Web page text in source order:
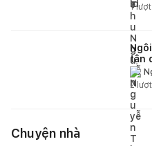
1lượt
tận
gian
2lượt
Chuyện nhà